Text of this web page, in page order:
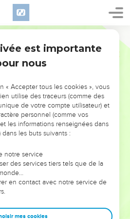
L’ÉVÉNEMENT
L’ANNÉE !
POUVAIENT VOUS ÉVITER LES
VOTRES ?
on voit moins les doutes, les erreurs
ont traversés, alors même que ce
qui les ont façonnés.
entrepreneurs, et responsables
de sagesse afin que leurs erreurs
est importante
nous
« Accepter tous les cookies », vous
utilise des traceurs (comme des
de votre compte utilisateur) et
personnel (comme vos
les informations renseignées dans
les buts suivants :
notre service
des services tiers tels que de la
en contact avec notre service de
mes cookies